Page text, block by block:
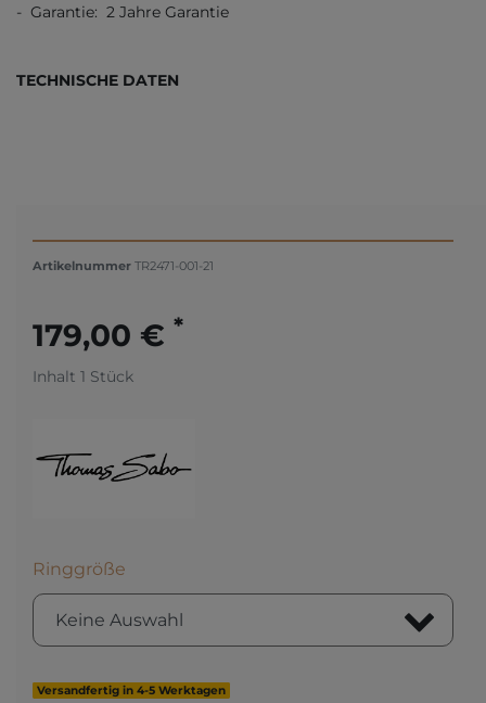
- Garantie: 2 Jahre Garantie
TECHNISCHE DATEN
Artikelnummer TR2471-001-21
179,00 € *
Inhalt 1 Stück
Ringgröße
Versandfertig in 4-5 Werktagen